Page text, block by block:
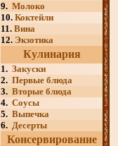
9. Молоко
10. Коктейли
11. Вина
12. Экзотика
Кулинария
1. Закуски
2. Первые блюда
3. Вторые блюда
4. Соусы
5. Выпечка
6. Десерты
Консервирование